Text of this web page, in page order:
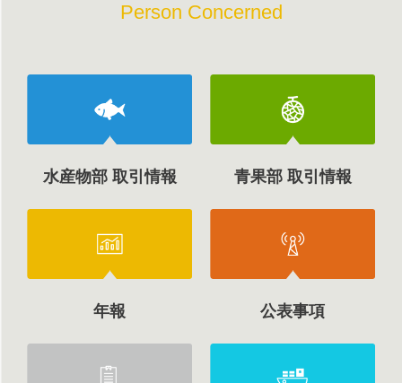
Person Concerned
水産物部 取引情報 青果部 取引情報
年報 公表事項